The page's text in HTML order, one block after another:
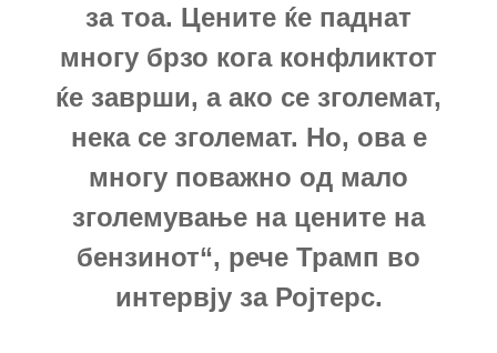
за тоа. Цените ќе паднат
многу брзо кога конфликтот
ќе заврши, а ако се зголемат,
нека се зголемат. Но, ова е
многу поважно од мало
зголемување на цените на
бензинот“, рече Трамп во
интервју за Ројтерс.